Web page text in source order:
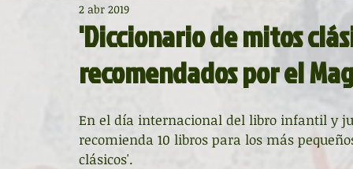
Diccionario de mitos clásicos
Noche de Cumpleaños La rucha Asociación
Asturias Capital Mundial Poesía Fundación Princesa
'Diccionario de mitos
recomendados por el
2 abr 2019
En el día internacional del libro infantil y
recomienda 10 libros para los más
clásicos'.